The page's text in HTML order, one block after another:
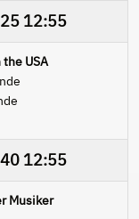
12:55
USA
12:55
Musiker